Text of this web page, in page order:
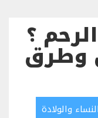
؟
وطرق
والولادة